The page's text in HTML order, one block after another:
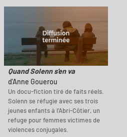
Quand Solenn s'en va
d'Anne Gouerou
Un docu-fiction tiré de faits réels.
Solenn se réfugie avec ses trois
jeunes enfants à l’Abri-Côtier, un
refuge pour femmes victimes de
violences conjugales.